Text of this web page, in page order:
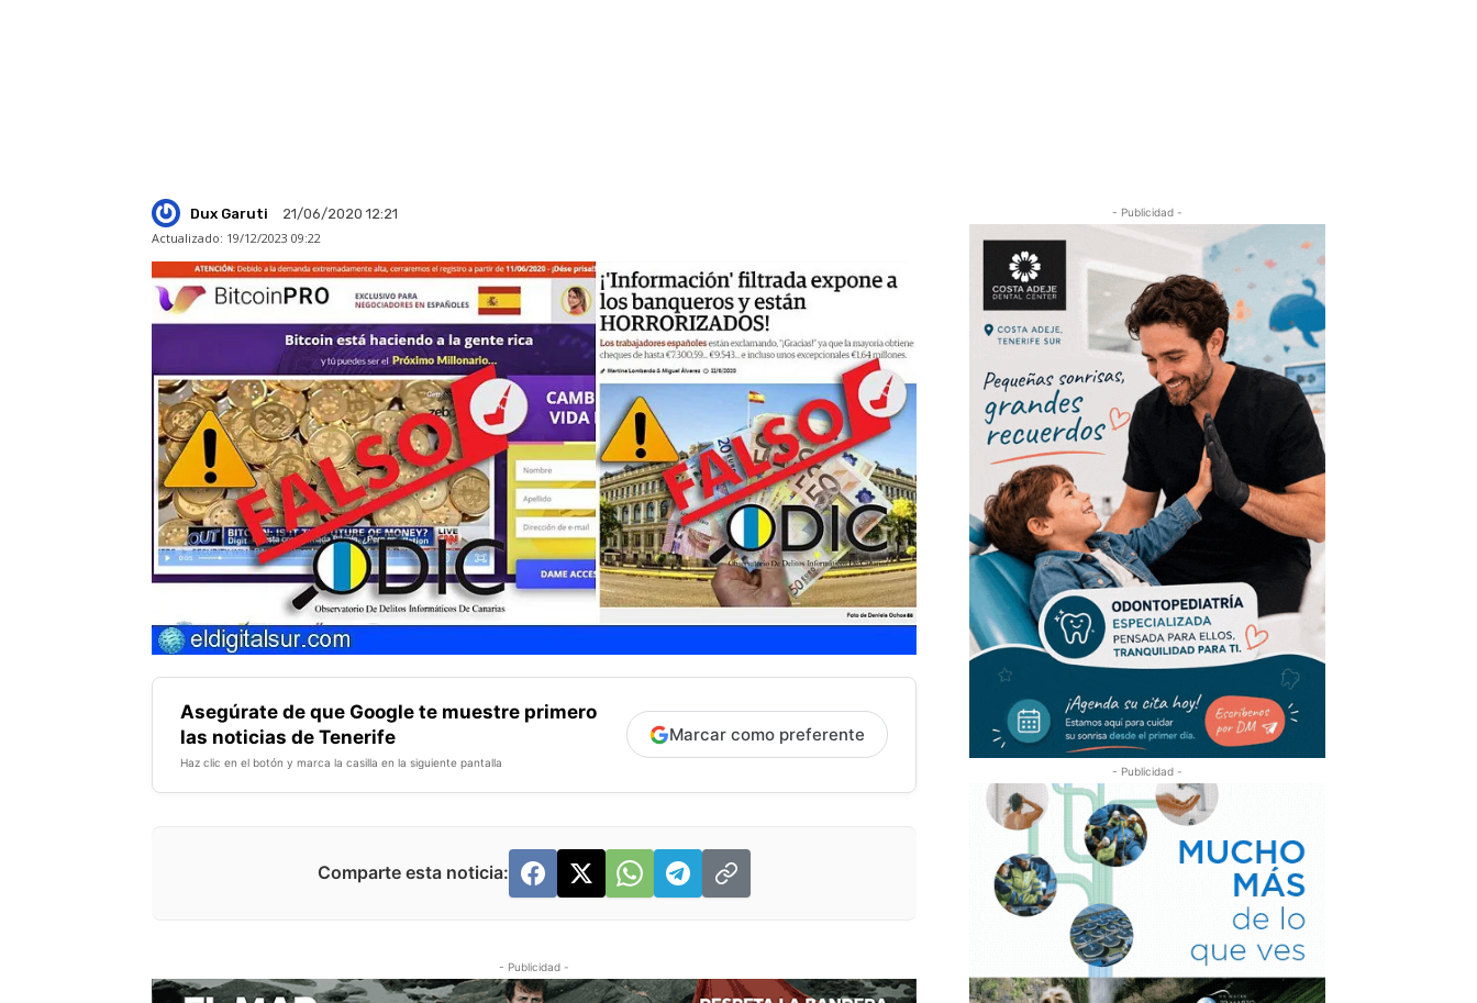
Dux Garuti
21/06/2020 12:21
Actualizado: 19/12/2023 09:22
Asegúrate de que Google te muestre primero
las noticias de Tenerife
Haz clic en el botón y marca la casilla en la siguiente pantalla
Marcar como preferente
Comparte esta noticia:
- Publicidad -
- Publicidad -
- Publicidad -